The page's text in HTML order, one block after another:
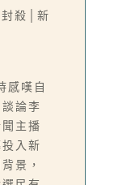
殺│新
感嘆自
論李
主播
入新
景，